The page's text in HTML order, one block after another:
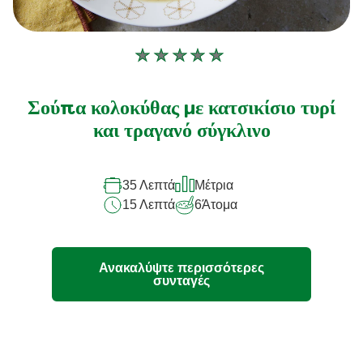
Δεν
αξιολογήσεις
για
recipe
Σούπα κολοκύθας με κατσικίσιο τυρί
και τραγανό σύγκλινο
35 Λεπτά
Μέτρια
15 Λεπτά
6Άτομα
Ανακαλύψτε περισσότερες
συνταγές